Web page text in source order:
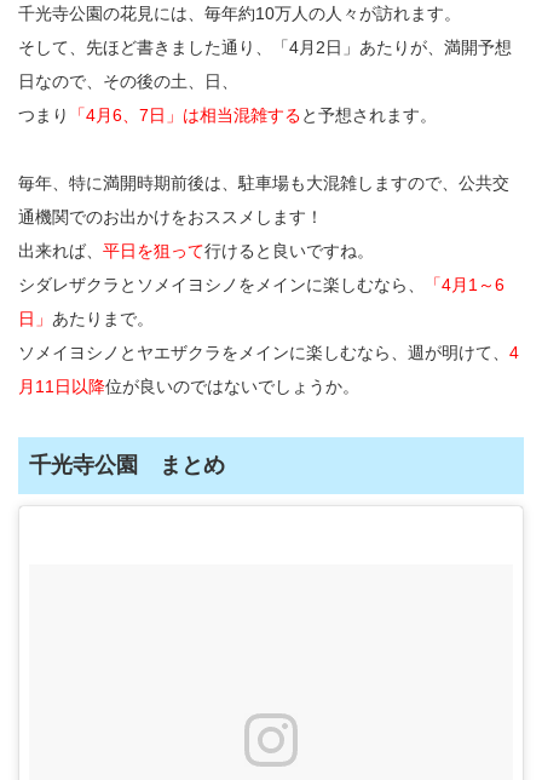
千光寺公園の花見には、毎年約10万人の人々が訪れます。
そして、先ほど書きました通り、「4月2日」あたりが、満開予想
日なので、その後の土、日、
つまり
「4月6、7日」は相当混雑すると予想されます。
毎年、特に満開時期前後は、駐車場も大混雑しますので、公共交
通機関でのお出かけをおススメします！
出来れば、 平日を狙って行けると良いですね。
シダレザクラとソメイヨシノをメインに楽しむなら、
「4月1～6
日」 あたりまで。
ソメイヨシノとヤエザクラをメインに楽しむなら、週が明けて、 4
月11日以降位が良いのではないでしょうか。
千光寺公園 まとめ